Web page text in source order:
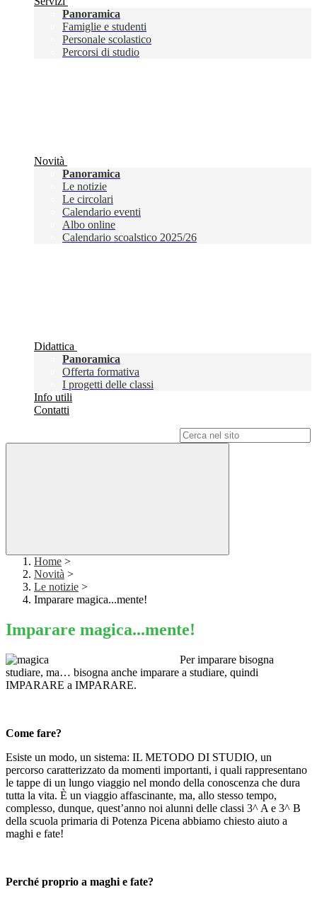
Panoramica
Famiglie e studenti
Personale scolastico
Percorsi di studio
Novità
Panoramica
Le notizie
Le circolari
Calendario eventi
Albo online
Calendario scoalstico 2025/26
Didattica
Panoramica
Offerta formativa
I progetti delle classi
Info utili
Contatti
Home >
Novità >
Le notizie >
Imparare magica...mente!
Imparare magica...mente!
Per imparare bisogna
studiare, ma… bisogna anche imparare a studiare, quindi
IMPARARE a IMPARARE.
Come fare?
Esiste un modo, un sistema: IL METODO DI STUDIO, un
percorso caratterizzato da momenti importanti, i quali rappresentano
le tappe di un lungo viaggio nel mondo della conoscenza che dura
tutta la vita. È un viaggio affascinante, ma, allo stesso tempo,
complesso, dunque, quest’anno noi alunni delle classi 3^ A e 3^ B
della scuola primaria di Potenza Picena abbiamo chiesto aiuto a
maghi e fate!
Perché proprio a maghi e fate?